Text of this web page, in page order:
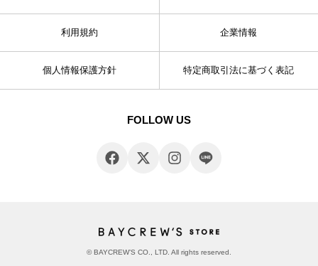
利用規約 企業情報
個人情報保護方針 特定商取引法に基づく表記
FOLLOW US
© BAYCREW’S CO., LTD. All rights reserved.